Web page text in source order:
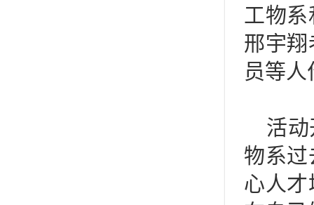
工物
邢宇
员等
活
物系
心人